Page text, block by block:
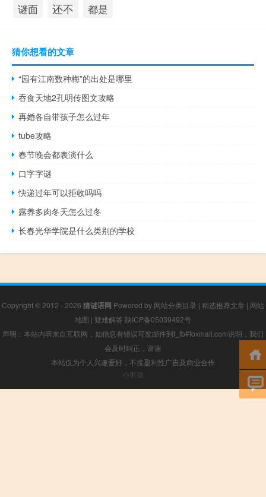
谜面 还不 都是
猜你想看的文章
“园有江南数种梅”的出处是哪里
吞食天地2孔明传图文攻略
再婚各自带孩子怎么过年
tube攻略
春节晚会都表演什么
口字字谜
快递过年可以拒收吗吗
露养多肉冬天怎么过冬
长春光华学院是什么类别的学校
Copyright © 2012 - 2026 猜谜语网 Powered by 网站分类目录 | 精选推荐文章 | 网站
地图 | 疑难解答 陕ICP备05039492号
声明：本站内容来自互联网，如信息有错误可发邮件到f_fb#foxmail.com说明，我们
会及时纠正，谢谢
本站仅为个人兴趣爱好，不接盈利性广告及商业合作
小男孩